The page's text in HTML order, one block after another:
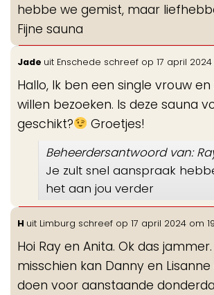
hebbe we gemist, maar
Fijne sauna
Jade uit Enschede schreef op 17 april 2024
Hallo, Ik ben een single vrouw
willen bezoeken. Is deze sauna
geschikt?
Groetjes!
Beheerdersantwoord van:
Je zult snel aanspraak
het aan jou verder
H uit Limburg schreef op 17 april 2024 om
Hoi Ray en Anita. Ok das
misschien kan Danny en
doen voor aanstaande